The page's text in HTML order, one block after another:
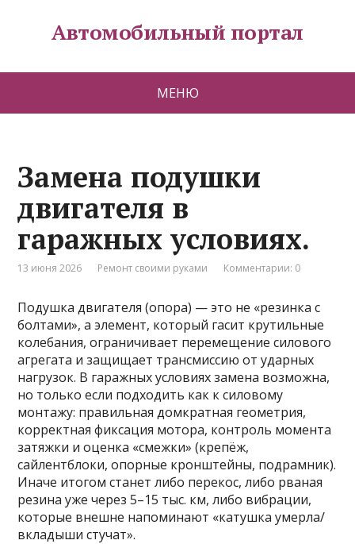
Автомобильный портал
МЕНЮ
Замена подушки
двигателя в
гаражных условиях.
13 июня 2026 Ремонт своими руками Комментарии: 0
Подушка двигателя (опора) — это не «резинка с
болтами», а элемент, который гасит крутильные
колебания, ограничивает перемещение силового
агрегата и защищает трансмиссию от ударных
нагрузок. В гаражных условиях замена возможна,
но только если подходить как к силовому
монтажу: правильная домкратная геометрия,
корректная фиксация мотора, контроль момента
затяжки и оценка «смежки» (крепёж,
сайлентблоки, опорные кронштейны, подрамник).
Иначе итогом станет либо перекос, либо рваная
резина уже через 5–15 тыс. км, либо вибрации,
которые внешне напоминают «катушка умерла/
вкладыши стучат».